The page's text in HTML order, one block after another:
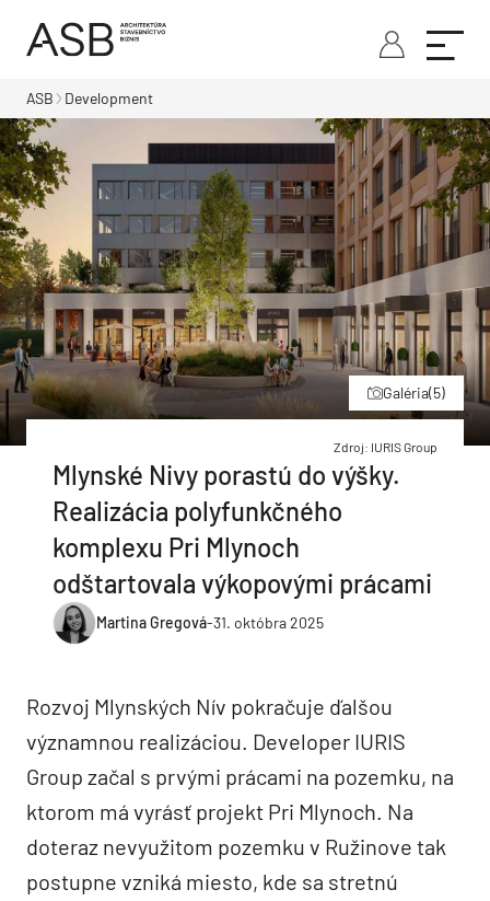
ASB Development
Galéria(5)
Zdroj: IURIS Group
Mlynské Nivy porastú do výšky.
Realizácia polyfunkčného
komplexu Pri Mlynoch
odštartovala výkopovými prácami
Martina Gregová-31. októbra 2025
Rozvoj Mlynských Nív pokračuje ďalšou
významnou realizáciou. Developer IURIS
Group začal s prvými prácami na pozemku, na
ktorom má vyrásť projekt Pri Mlynoch. Na
doteraz nevyužitom pozemku v Ružinove tak
postupne vzniká miesto, kde sa stretnú